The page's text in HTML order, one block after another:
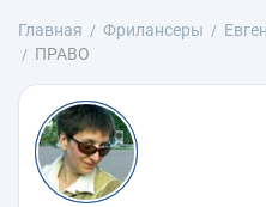
Главная Фрилансеры
ПРАВО